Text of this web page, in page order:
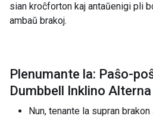
sian kroĉforton kaj antaŭenigi pli
ambaŭ brakoj.
Plenumante la: Paŝo-
Dumbbell Inklino
Nun, tenante la supran